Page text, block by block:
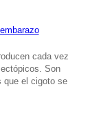
cada vez
Son
que el cigoto se